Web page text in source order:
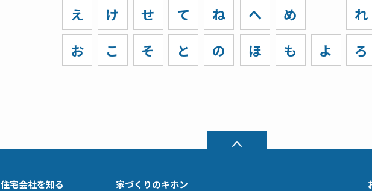
え
お
け
こ
せ
そ
て
と
ね
の
へ
ほ
め
も
よ
れ
ろ
住宅会社を知る 家づくりのキホン